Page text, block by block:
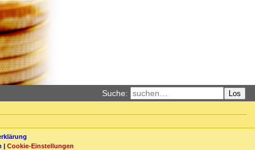
Suche: Los
| Cookie-Einstellungen